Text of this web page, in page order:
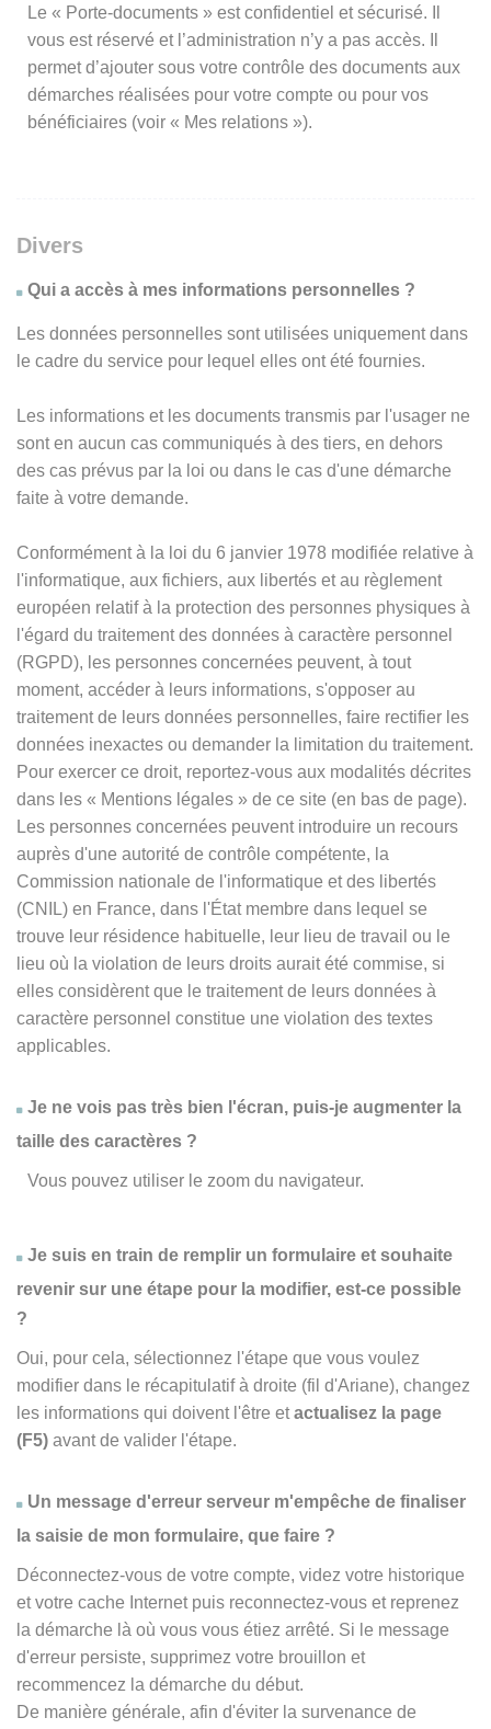
Le « Porte-documents » est confidentiel et sécurisé. Il
vous est réservé et l’administration n’y a pas accès. Il
permet d’ajouter sous votre contrôle des documents aux
démarches réalisées pour votre compte ou pour vos
bénéficiaires (voir « Mes relations »).
Divers
Qui a accès à mes informations personnelles ?
Les données personnelles sont utilisées uniquement dans
le cadre du service pour lequel elles ont été fournies.
Les informations et les documents transmis par l'usager ne
sont en aucun cas communiqués à des tiers, en dehors
des cas prévus par la loi ou dans le cas d'une démarche
faite à votre demande.
Conformément à la loi du 6 janvier 1978 modifiée relative à
l'informatique, aux fichiers, aux libertés et au règlement
européen relatif à la protection des personnes physiques à
l'égard du traitement des données à caractère personnel
(RGPD), les personnes concernées peuvent, à tout
moment, accéder à leurs informations, s'opposer au
traitement de leurs données personnelles, faire rectifier les
données inexactes ou demander la limitation du traitement.
Pour exercer ce droit, reportez-vous aux modalités décrites
dans les « Mentions légales » de ce site (en bas de page).
Les personnes concernées peuvent introduire un recours
auprès d'une autorité de contrôle compétente, la
Commission nationale de l'informatique et des libertés
(CNIL) en France, dans l'État membre dans lequel se
trouve leur résidence habituelle, leur lieu de travail ou le
lieu où la violation de leurs droits aurait été commise, si
elles considèrent que le traitement de leurs données à
caractère personnel constitue une violation des textes
applicables.
Je ne vois pas très bien l'écran, puis-je augmenter la
taille des caractères ?
Vous pouvez utiliser le zoom du navigateur.
Je suis en train de remplir un formulaire et souhaite
revenir sur une étape pour la modifier, est-ce possible
?
Oui, pour cela, sélectionnez l'étape que vous voulez
modifier dans le récapitulatif à droite (fil d'Ariane), changez
les informations qui doivent l'être etactualisez la page
(F5) avant de valider l'étape.
Un message d'erreur serveur m'empêche de finaliser
la saisie de mon formulaire, que faire ?
Déconnectez-vous de votre compte, videz votre historique
et votre cache Internet puis reconnectez-vous et reprenez
la démarche là où vous vous étiez arrêté. Si le message
d'erreur persiste, supprimez votre brouillon et
recommencez la démarche du début.
De manière générale, afin d'éviter la survenance de